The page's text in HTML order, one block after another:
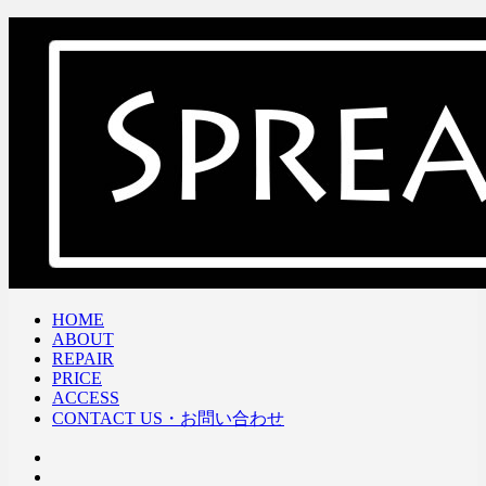
HOME
ABOUT
REPAIR
PRICE
ACCESS
CONTACT US・お問い合わせ